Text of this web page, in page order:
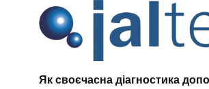
Як своєчасна діагностика